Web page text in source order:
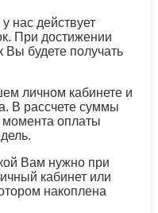
нас действует
При достижении
будете получать
личном кабинете и
В рассчете суммы
момента оплаты
Вам нужно при
кабинет или
накоплена